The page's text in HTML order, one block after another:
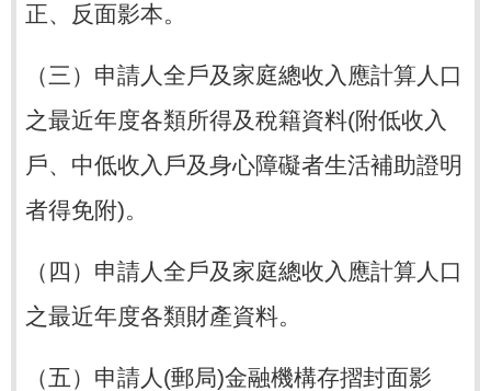
正、反面影本。
（三）申請人全戶及家庭總收入應計算人口
之最近年度各類所得及稅籍資料(附低收入
戶、中低收入戶及身心障礙者生活補助證明
者得免附)。
（四）申請人全戶及家庭總收入應計算人口
之最近年度各類財產資料。
（五）申請人(郵局)金融機構存摺封面影